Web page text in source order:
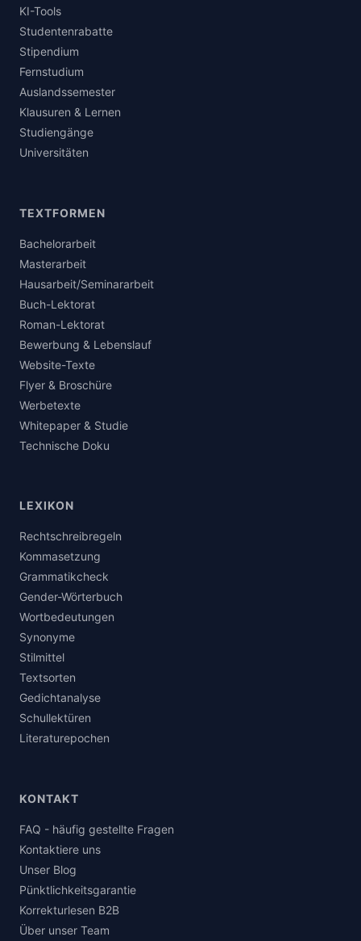
KI-Tools
Studentenrabatte
Stipendium
Fernstudium
Auslandssemester
Klausuren & Lernen
Studiengänge
Universitäten
TEXTFORMEN
Bachelorarbeit
Masterarbeit
Hausarbeit/Seminararbeit
Buch-Lektorat
Roman-Lektorat
Bewerbung & Lebenslauf
Website-Texte
Flyer & Broschüre
Werbetexte
Whitepaper & Studie
Technische Doku
LEXIKON
Rechtschreibregeln
Kommasetzung
Grammatikcheck
Gender-Wörterbuch
Wortbedeutungen
Synonyme
Stilmittel
Textsorten
Gedichtanalyse
Schullektüren
Literaturepochen
KONTAKT
FAQ - häufig gestellte Fragen
Kontaktiere uns
Unser Blog
Pünktlichkeitsgarantie
Korrekturlesen B2B
Über unser Team